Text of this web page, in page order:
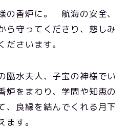
の香炉に。 航海の安全、
ら守ってくださり、慈しみ
さいます。
臨水夫人、子宝の神様でい
炉をまわり、学問や知恵の
、良縁を結んでくれる月下
ます。